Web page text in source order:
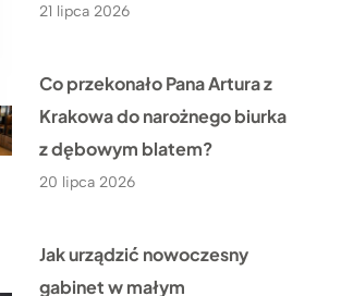
21 lipca 2026
Co przekonało Pana Artura z
Krakowa do narożnego biurka
z dębowym blatem?
20 lipca 2026
Jak urządzić nowoczesny
gabinet w małym